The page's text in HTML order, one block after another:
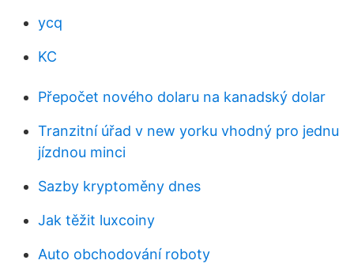
ycq
KC
Přepočet nového dolaru na kanadský dolar
Tranzitní úřad v new yorku vhodný pro jednu
jízdnou minci
Sazby kryptoměny dnes
Jak těžit luxcoiny
Auto obchodování roboty